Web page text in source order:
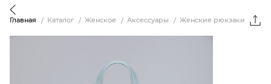
Главная Каталог Женское Аксессуары Женские рюкзаки